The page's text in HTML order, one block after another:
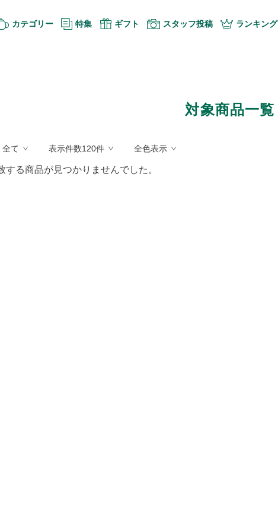
カテゴリー 特集 ギフト スタッフ投稿 ランキング
対象商品一覧
全て 表示件数120件 全色表示
する商品が見つかりませんでした。